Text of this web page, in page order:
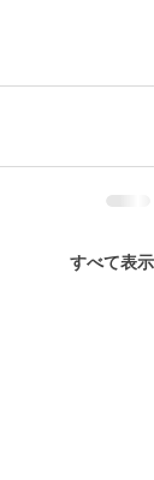
すべて表示